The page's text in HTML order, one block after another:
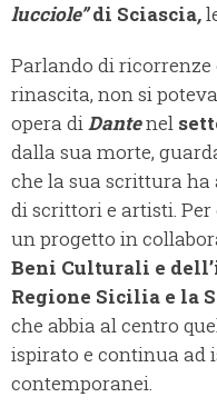
lucciole”di Sciascia,
Parlando di
rinascita, non si
opera diDantenel
dalla sua morte,
che la sua scrittura
di scrittori e artisti.
un progetto in
Beni Culturali e
Regione Sicilia e la
che abbia al centro
ispirato e continua ad
contemporanei.